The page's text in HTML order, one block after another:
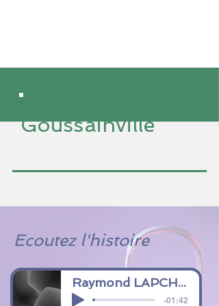
Patrimoine de
Goussainville
Ecoutez l'histoire
Raymond LAPCHIN Résistant
-01:42